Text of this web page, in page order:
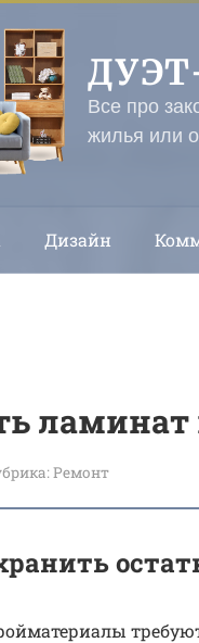
Все про
жилья или
Дизайн
Ремонт